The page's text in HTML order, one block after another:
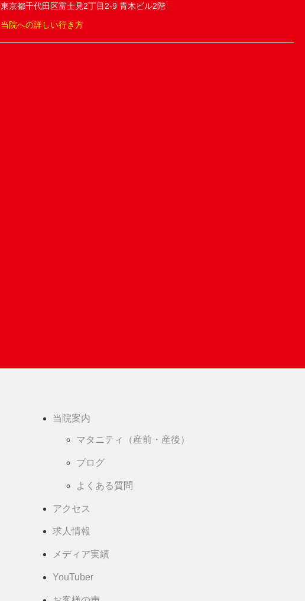
東京都千代田区富士見2丁目2-9 青木ビル2階
当院への詳しい行き方
当院案内
マタニティ（産前・産後）
ブログ
よくある質問
アクセス
求人情報
メディア実績
YouTuber